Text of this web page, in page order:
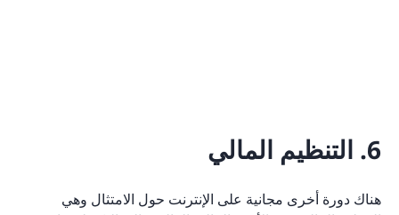
6. التنظيم المالي
هناك دورة أخرى مجانية على الإنترنت حول الامتثال وهي